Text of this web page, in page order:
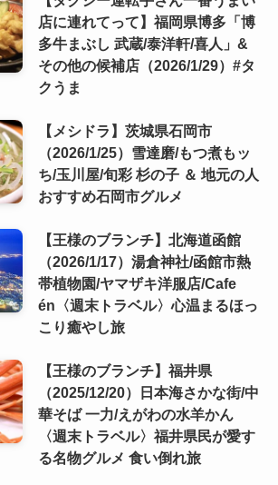
店に連れてって】福岡県博多「博
多牛まぶし 武蔵/泰洋軒/喜人」&
その他の候補店（2026/1/29）#タ
クうま
【メシドラ】茨城県石岡市
（2026/1/25）雪達磨/もつ煮もッ
ち/玉川屋/旬彩 杉の子 ＆ 地元の人
おすすめ石岡市グルメ
【王様のブランチ】北海道函館
（2026/1/17）湯倉神社/函館市熱
帯植物園/ヤマザキ洋服店/Cafe
én〈週末トラベル〉心温まるほっ
こり癒やし旅
【王様のブランチ】福井県
（2025/12/20）日本海さかな街/中
華そば 一力/えがわの水羊かん
〈週末トラベル〉福井県民が愛す
る名物グルメ 食い倒れ旅